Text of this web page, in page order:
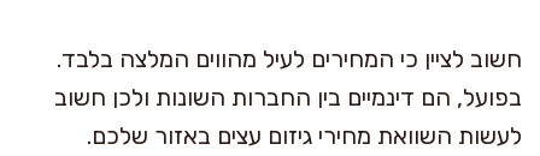
חשוב לציין כי המחירים לעיל מהווים המלצה בלבד.
בפועל, הם דינמיים בין החברות השונות ולכן חשוב
לעשות השוואת מחירי גיזום עצים באזור שלכם.